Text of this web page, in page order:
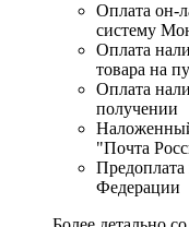
Оплата он-
систему
Оплата
товара на
Оплата
получении
"Почта
Федерации